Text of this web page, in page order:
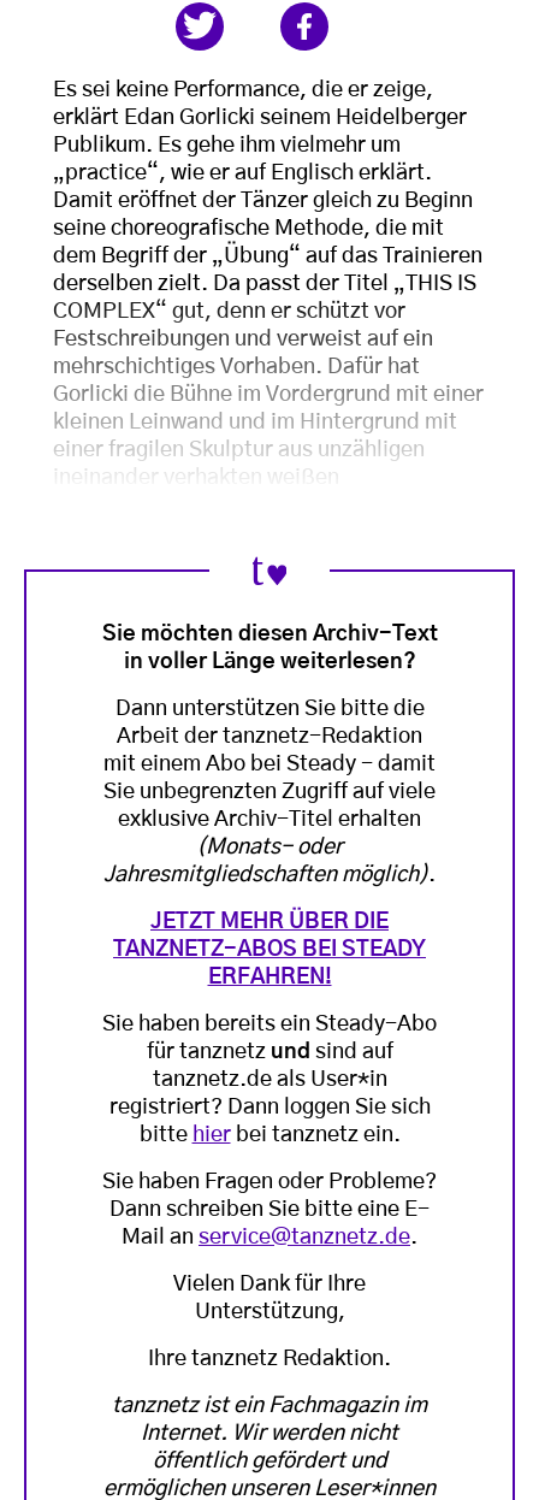
Es sei keine Performance, die er zeige,
erklärt Edan Gorlicki seinem Heidelberger
Publikum. Es gehe ihm vielmehr um
„practice“, wie er auf Englisch erklärt.
Damit eröffnet der Tänzer gleich zu Beginn
seine choreografische Methode, die mit
dem Begriff der „Übung“ auf das Trainieren
derselben zielt. Da passt der Titel „THIS IS
COMPLEX“ gut, denn er schützt vor
Festschreibungen und verweist auf ein
mehrschichtiges Vorhaben. Dafür hat
Gorlicki die Bühne im Vordergrund mit einer
kleinen Leinwand und im Hintergrund mit
einer fragilen Skulptur aus unzähligen
ineinander verhakten weißen
Sie möchten diesen Archiv-Text
in voller Länge weiterlesen?
Dann unterstützen Sie bitte die
Arbeit der tanznetz-Redaktion
mit einem Abo bei Steady - damit
Sie unbegrenzten Zugriff auf viele
exklusive Archiv-Titel erhalten
(Monats- oder
Jahresmitgliedschaften möglich).
JETZT MEHR ÜBER DIE
TANZNETZ-ABOS BEI STEADY
ERFAHREN!
Sie haben bereits ein Steady-Abo
für tanznetz und sind auf
tanznetz.de als User*in
registriert? Dann loggen Sie sich
bitte hierbei tanznetz ein.
Sie haben Fragen oder Probleme?
Dann schreiben Sie bitte eine E-
Mail an service@tanznetz.de.
Vielen Dank für Ihre
Unterstützung,
Ihre tanznetz Redaktion.
tanznetz ist ein Fachmagazin im
Internet. Wir werden nicht
öffentlich gefördert und
ermöglichen unseren Leser*innen